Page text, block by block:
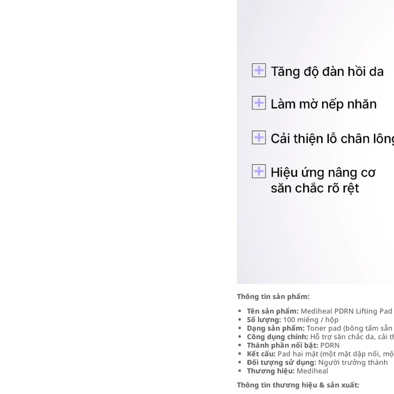
Thông tin sản phẩm:
Tên sản phẩm: Mediheal PDRN Lifting Pad
Số lượng: 100 miếng / hộp
Dạng sản phẩm: Toner pad (bông tẩm
Công dụng chính: Hỗ trợ săn chắc da, cải
Thành phần nổi bật: PDRN
Kết cấu: Pad hai mặt (một mặt dập nổi,
Đối tượng sử dụng: Người trưởng thành
Thương hiệu: Mediheal
Thông tin thương hiệu & sản xuất: